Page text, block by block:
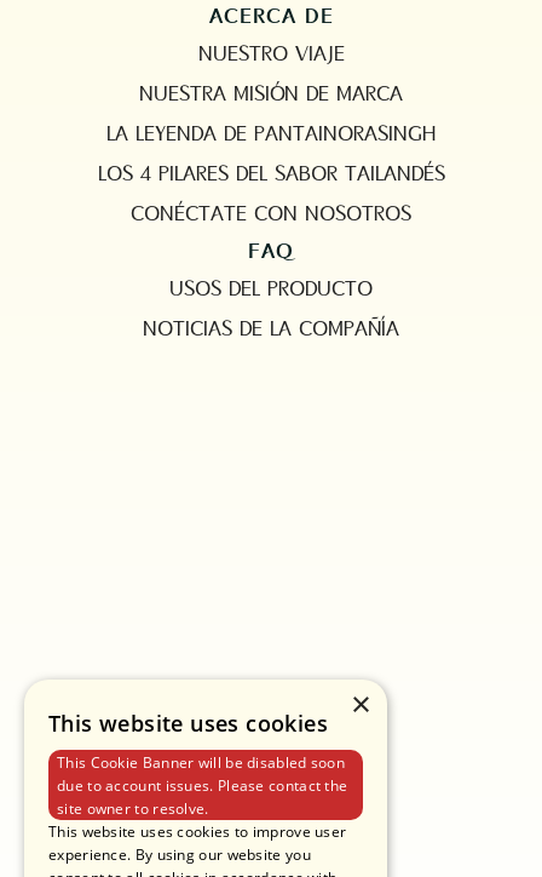
ACERCA DE
NUESTRO VIAJE
NUESTRA MISIÓN DE MARCA
LA LEYENDA DE PANTAINORASINGH
LOS 4 PILARES DEL SABOR TAILANDÉS
CONÉCTATE CON NOSOTROS
FAQ
USOS DEL PRODUCTO
NOTICIAS DE LA COMPAÑÍA
×
This website uses cookies
This Cookie Banner will be disabled soon
due to account issues. Please contact the
site owner to resolve.
This website uses cookies to improve user
experience. By using our website you